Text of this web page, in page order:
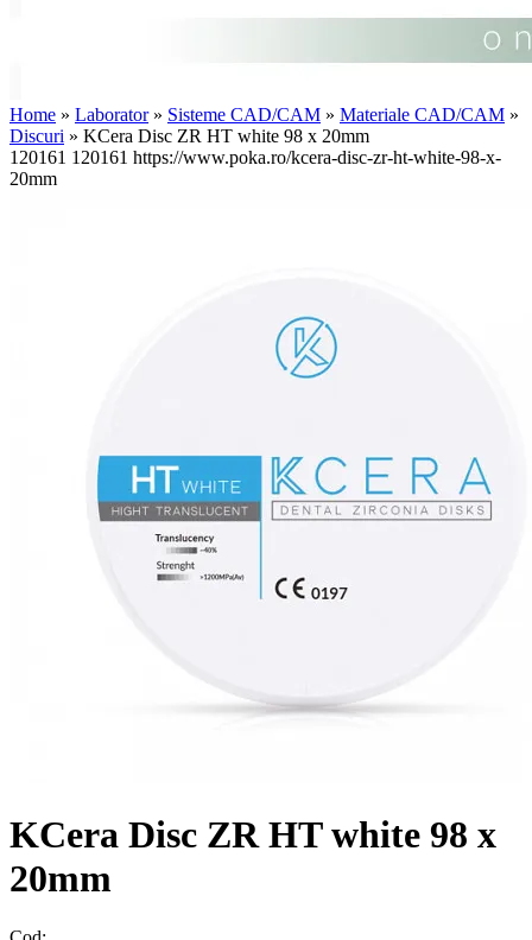
Home » Laborator» Sisteme CAD/CAM » Materiale CAD/CAM »
Discuri » KCera Disc ZR HT white 98 x 20mm
120161 120161 https://www.poka.ro/kcera-disc-zr-ht-white-98-x-
20mm
KCera Disc ZR HT white 98 x
20mm